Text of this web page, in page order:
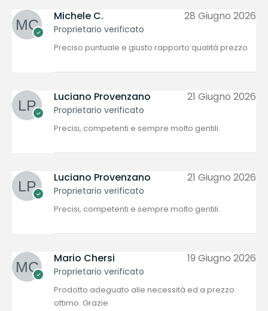
Michele C.
Proprietario verificato
28 Giugno 2026
Preciso puntuale e giusto rapporto qualità prezzo
Luciano Provenzano
Proprietario verificato
21 Giugno 2026
Precisi, competenti e sempre molto gentili.
Luciano Provenzano
Proprietario verificato
21 Giugno 2026
Precisi, competenti e sempre molto gentili.
Mario Chersi
Proprietario verificato
19 Giugno 2026
Prodotto adeguato alle necessità ed a prezzo
ottimo. Grazie